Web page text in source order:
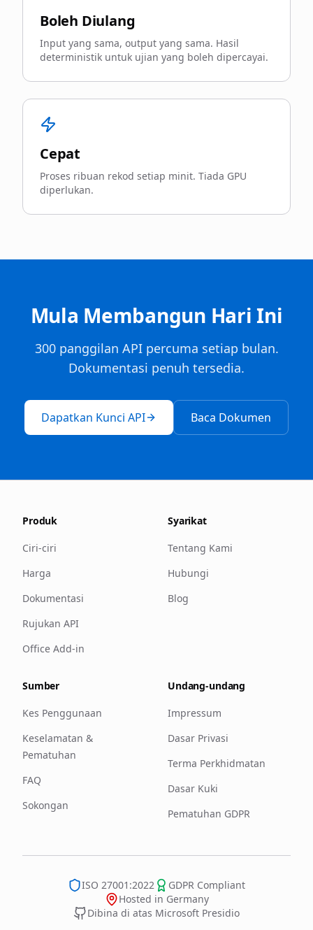
Boleh Diulang
Input yang sama, output yang sama. Hasil
deterministik untuk ujian yang boleh dipercayai.
Cepat
Proses ribuan rekod setiap minit. Tiada GPU
diperlukan.
Mula Membangun Hari Ini
300 panggilan API percuma setiap bulan.
Dokumentasi penuh tersedia.
Dapatkan Kunci API Baca Dokumen
Produk
Ciri-ciri
Harga
Dokumentasi
Rujukan API
Office Add-in
Syarikat
Tentang Kami
Hubungi
Blog
Sumber
Kes Penggunaan
Keselamatan &
Pematuhan
FAQ
Sokongan
Undang-undang
Impressum
Dasar Privasi
Terma Perkhidmatan
Dasar Kuki
Pematuhan GDPR
ISO 27001:2022
GDPR Compliant
Hosted in Germany
Dibina di atas Microsoft Presidio